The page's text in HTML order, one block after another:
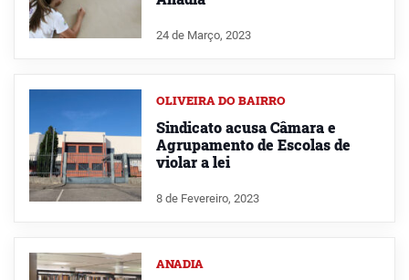
24 de Março, 2023
OLIVEIRA DO BAIRRO
Sindicato acusa Câmara e
Agrupamento de Escolas de
violar a lei
8 de Fevereiro, 2023
ANADIA